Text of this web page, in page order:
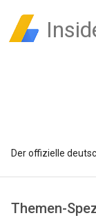
Der offizielle
Themen-